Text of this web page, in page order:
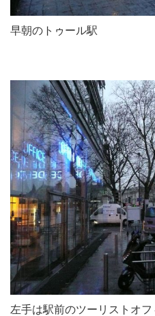
早朝のトゥール駅
左手は駅前のツーリストオフ